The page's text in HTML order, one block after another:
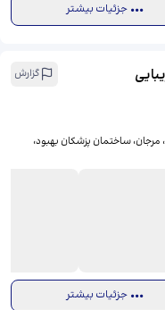
جزئیات بیشتر
گزارش
مرجان، ساختمان پزشکان بهبود،
جزئیات بیشتر